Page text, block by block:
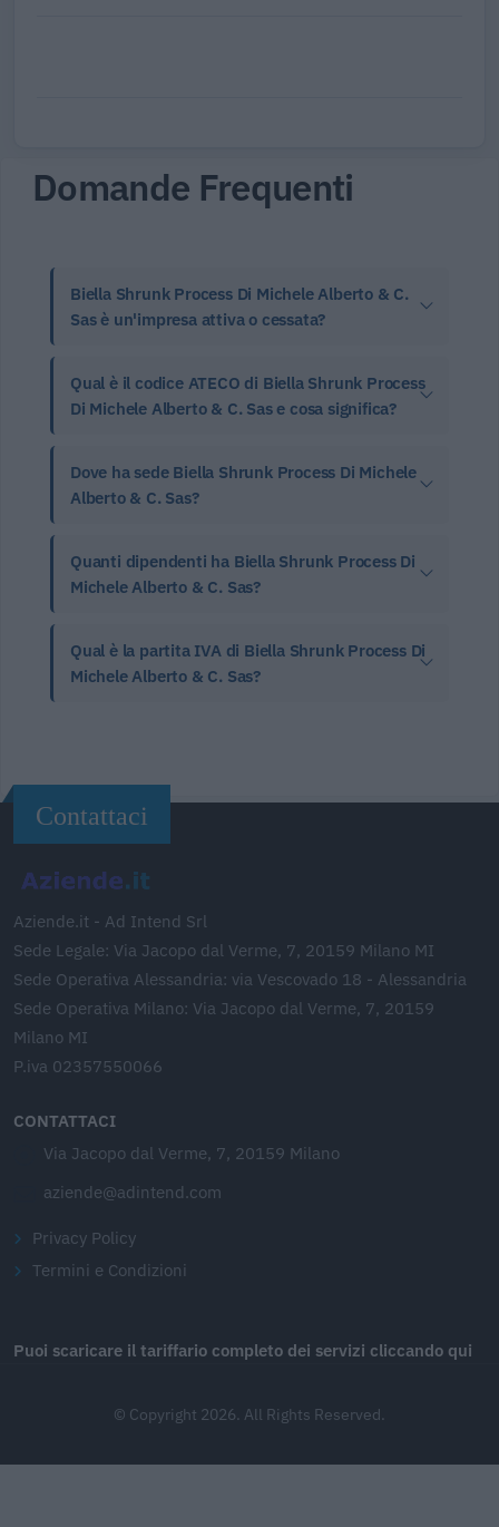
Domande Frequenti
Biella Shrunk Process Di Michele Alberto & C.
Sas è un'impresa attiva o cessata?
Qual è il codice ATECO di Biella Shrunk Process
Di Michele Alberto & C. Sas e cosa significa?
Dove ha sede Biella Shrunk Process Di Michele
Alberto & C. Sas?
Quanti dipendenti ha Biella Shrunk Process Di
Michele Alberto & C. Sas?
Qual è la partita IVA di Biella Shrunk Process Di
Michele Alberto & C. Sas?
Contattaci
Aziende.it - Ad Intend Srl
Sede Legale: Via Jacopo dal Verme, 7, 20159 Milano MI
Sede Operativa Alessandria: via Vescovado 18 - Alessandria
Sede Operativa Milano: Via Jacopo dal Verme, 7, 20159
Milano MI
P.iva 02357550066
CONTATTACI
Via Jacopo dal Verme, 7, 20159 Milano
aziende@adintend.com
Privacy Policy
Termini e Condizioni
Puoi scaricare il tariffario completo dei servizi cliccando qui
© Copyright 2026. All Rights Reserved.